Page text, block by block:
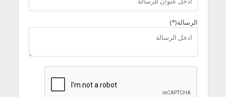
الرسالة(*)